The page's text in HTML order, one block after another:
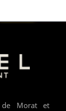
Morat et